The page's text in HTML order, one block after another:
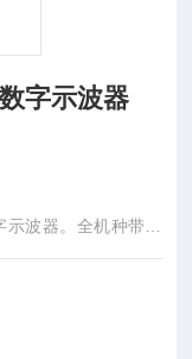
合域数字示波器
波器。全机种带宽
采样率 2GSa/s，储
2000AG另外提供一
频率响应分析（FR